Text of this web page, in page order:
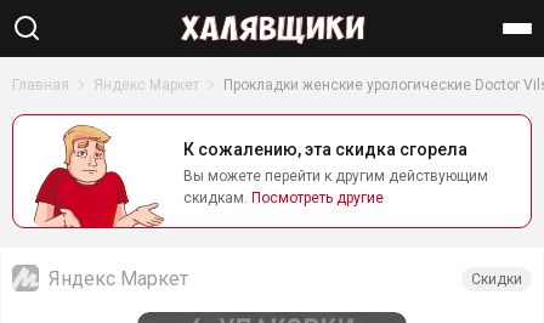
Найти
Главная Яндекс Маркет Прокладки женские урологические Doctor
К сожалению, эта скидка сгорела
Вы можете перейти к другим действующим
скидкам. Посмотреть другие
Яндекс Маркет Скидки